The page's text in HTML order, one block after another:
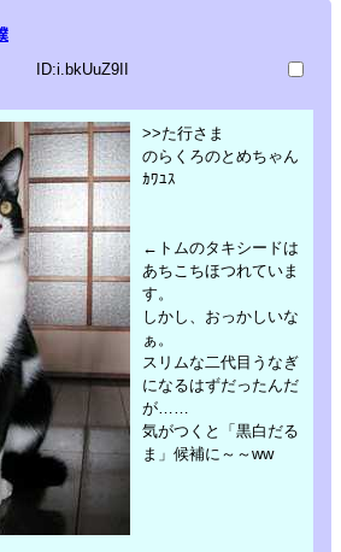
ID:i.bkUuZ9II
>>た行さま
のらくろのとめちゃん
ｶﾜﾕｽ
←トムのタキシードは
あちこちほつれていま
す。
しかし、おっかしいな
ぁ。
スリムな二代目うなぎ
になるはずだったんだ
が……
気がつくと「黒白だる
ま」候補に～～ww